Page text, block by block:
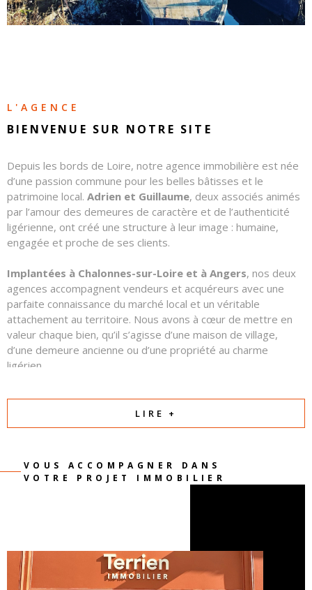
L'AGENCE
BIENVENUE SUR NOTRE SITE
Depuis les bords de Loire, notre agence immobilière est née
d’une passion commune pour les belles bâtisses et le
patrimoine local. Adrien et Guillaume, deux associés animés
par l’amour des demeures de caractère et de l’authenticité
ligérienne, ont créé une structure à leur image : humaine,
engagée et proche de ses clients.
Implantées à Chalonnes-sur-Loire et à Angers, nos deux
agences accompagnent vendeurs et acquéreurs avec une
parfaite connaissance du marché local et un véritable
attachement au territoire. Nous avons à cœur de mettre en
valeur chaque bien, qu’il s’agisse d’une maison de village,
d’une demeure ancienne ou d’une propriété au charme
ligérien.
Autour d’eux, une équipe commerciale professionnelle et
attentive œuvre chaque jour avec sérieux, transparence et
confiance. Notre priorité est de comprendre votre projet et
Parce qu’un projet immobilier est avant tout une
LIRE +
VOUS ACCOMPAGNER DANS
VOTRE PROJET IMMOBILIER